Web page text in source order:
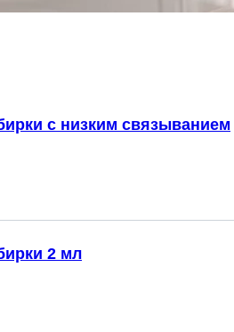
с низким связыванием
2 мл